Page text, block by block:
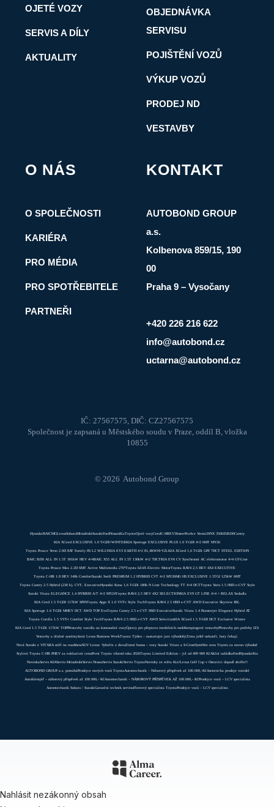
OJETÉ VOZY
SERVIS A DÍLY
AKTUALITY
OBJEDNÁVKA
SERVISU
POJIŠTĚNÍ VOZŮ
VÝKUP VOZŮ
PRODEJ ND
VESTAVBY
O NÁS
O SPOLEČNOSTI
KARIÉRA
PRO MÉDIA
PRO SPOTŘEBITELE
PARTNEŘI
KONTAKT
AUTOBOND GROUP
a.s.
Kolbenova 859/15, 190
00
Praha 9 – Vysočany
+420 226 216 622
info@autobond.cz
uctarna@autobond.cz
IČ: 27567575, DIČ: CZ27567575
Společnost je zapsaná u Městského soudu v Praze, oddíl B, vložka
10855
© 2026 Autobond Group
HyundaiBAICMGLexusSubaruMitsubishiSuzukiFordNissanKiaToyotaOjeté vozyCeedC-HREV3InsterProAce Versoi20NX 350hS5BJ30Camry
KIA XCeed EXCLUSIVE 1.0 T-GDI+WINTERKIA Sportage EXCLUSIVE PLUS 1.6 T-GDI 4×2 6MT MY26
Toyota Proace Verso 2.0D 8AT Family 8S L2 WILLYKIA EV3 EARTH 4×2 81,4KWH+V2L KIA XCeed 1,6 T-GDi GPF 7DCT STEEL EDITION
BAIC BJ30 ALL IN 1.5T 301kW HEV 4×4BAIC X55 ALL IN 1.5T 130kW 4×2 7DCTKIA EV6 CV Synchronní AC elektromotor 4×4 GT-Line
Toyota Proace Max 2.2D 6MT Active Multimedia 270°Toyota bZ4X Electric MotorToyota RAV4 2,5 HEV 4X4 EXECUTIVE
Toyota C-HR 1.8 HEV 140k ComfortSuzuki Swift PREMIUM 1.2 HYBRID CVT 4×2 MY26MG HS EXCLUSIVE 1.5TGI 125kW 6MT
Toyota Camry 2.5 Hybrid (230 k), CVT, ExecutiveHyundai Kona 1,6 T-GDi 180k N Line Technology TT 4×4 DCTToyota Yaris 1.5 HSD e-CVT Style
Suzuki Vitara ELEGANCE 1,4 HYBRID A/T 4×2 MY24Toyota RAV4 2,5 HEV 4X2 SELECTIONKIA EV9 GT LINE 4×4 + RELAX Sedadla
KIA Ceed 1.5 T-GDI 117kW SPINToyota Aygo X 1.0 VVT-i Style TechToyota RAV4 2.5 HSD e-CVT AWD Executive Skyview JBL
KIA Sportage 1.6 T-GDi MHEV DCT AWD TOP EvoToyota Camry 2.5 e-CVT HSD ExecutiveSuzuki Vitara 1.4 Boosterjet Elegance Hybrid AT
Toyota Corolla 1.5 VVT-i Comfort Style TechToyota RAV4 2.5 HSD e-CVT AWD SelectionKIA XCeed 1.5 T-GDI DCT Exclusive Winter
KIA Ceed 1.5 T-GDi 117kW TOPPřestavby vozidla na komunální vozyÚpravy pro přepravu imobilních osobKempingové vestavbyPřestavby pro potřeby IZS
Vestavby a úložné systémyJarní Lexus Business WeekToyota Týden – nastartujte jaro výhodnějiZima ještě nekončí, hory čekají.
Nová Suzuki e VITARA míří na roadshowSUV Lexus: Vybočte z davuZimní bonus – vozy Suzuki Vitara a S-CrossVyměňte svou Toyotu za novou výhodně
Stylová Toyota C-HR PHEV za exkluzivní cenuPrvní Toyota víkend roku 2026Toyota Limited Edition – již od 499 900 KčAkční nabídkaFordHyundaiKia
NovinkaServis KIAServis MitsubishiServis NissanServis SuzukiServis ToyotaNovinky ze světa Kia!Lexus Golf Cup v Ostravici dopadl skvěle!!
AUTOBOND GROUP a.s. pomáháProdejce nových vozů ToyotaAutomechanik – Náborový příspěvek až 100.000,-KčAsistent/ka prodeje vozidel
Autoklempíř – náborový příspěvek až 100.000,- KčAutomechanik – NÁBOROVÝ PŘÍSPĚVEK AŽ 100.000,- KčProdejce vozů – LCV specialista
Automechanik Subaru / SuzukiGaranční technik servisuFleetový specialista ToyotaProdejce vozů – LCV specialista
Nahlásit nezákonný obsah